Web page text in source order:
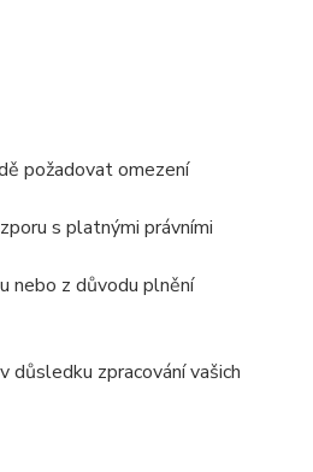
požadovat omezení
s platnými právními
nebo z důvodu plnění
důsledku zpracování vašich